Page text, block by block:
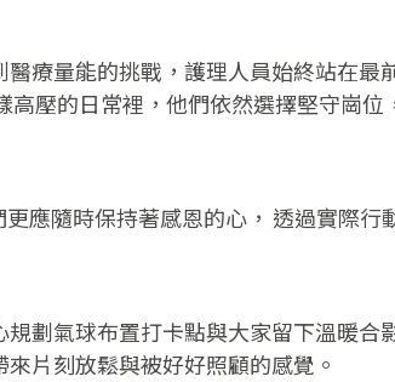
醫療量能的挑戰，護理人員始終站在
高壓的日常裡，他們依然選擇堅守崗位
更應隨時保持著感恩的心， 透過實際
規劃氣球布置打卡點與大家留下溫暖
片刻放鬆與被好好照顧的感覺。